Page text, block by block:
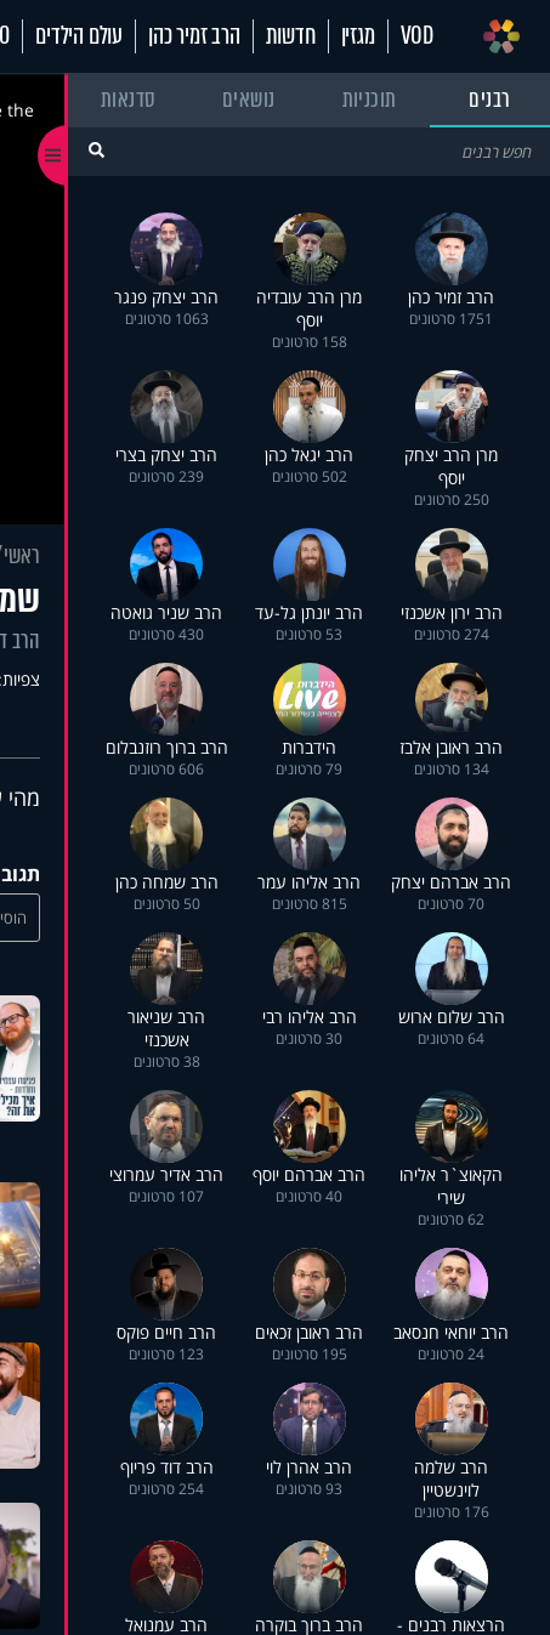
VOD מגזין חדשות הרב זמיר כהן עולם הילדים 70
רבנים
תוכניות נושאים סדנאות
הרב זמיר כהן
1751 סרטונים
מרן הרב עובדיה
יוסף
158 סרטונים
הרב יצחק פנגר
1063 סרטונים
מרן הרב יצחק
יוסף
250 סרטונים
הרב יגאל כהן
502 סרטונים
הרב יצחק בצרי
239 סרטונים
הרב ירון אשכנזי
274 סרטונים
הרב יונתן גל-עד
53 סרטונים
הרב שניר גואטה
430 סרטונים
הרב ראובן אלבז
134 סרטונים
הידברות
79 סרטונים
הרב ברוך רוזנבלום
606 סרטונים
הרב אברהם יצחק
70 סרטונים
הרב אליהו עמר
815 סרטונים
הרב שמחה כהן
50 סרטונים
הרב שלום ארוש
64 סרטונים
הרב אליהו רבי
30 סרטונים
הרב שניאור
אשכנזי
38 סרטונים
הקאוצ`ר אליהו
שירי
62 סרטונים
הרב אברהם יוסף
40 סרטונים
הרב אדיר עמרוצי
107 סרטונים
הרב יוחאי חנסאב
24 סרטונים
הרב ראובן זכאים
195 סרטונים
הרב חיים פוקס
123 סרטונים
הרב שלמה
לוינשטיין
176 סרטונים
הרב אהרן לוי
93 סרטונים
הרב דוד פריוף
254 סרטונים
הרצאות רבנים -
הרב ברוך בוקרה
הרב עמנואל
the
ראשי
הרב
צפיות: 971